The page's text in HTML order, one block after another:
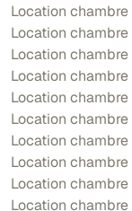
Location
Location
Location
Location
Location chambre
Location
Location
Location chambre
Location chambre
Location